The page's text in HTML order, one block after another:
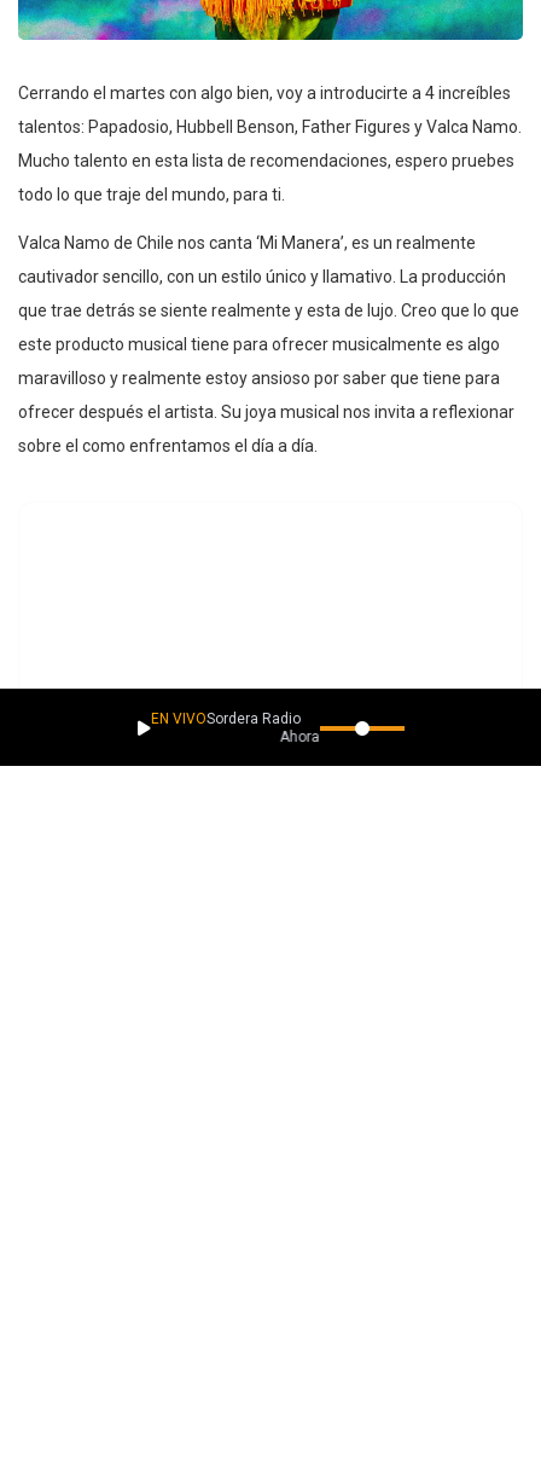
Cerrando el martes con algo bien, voy a introducirte a 4 increíbles
talentos: Papadosio, Hubbell Benson, Father Figures y Valca Namo.
Mucho talento en esta lista de recomendaciones, espero pruebes
todo lo que traje del mundo, para ti.
Valca Namo de Chile nos canta ‘Mi Manera’, es un realmente
cautivador sencillo, con un estilo único y llamativo. La producción
que trae detrás se siente realmente y esta de lujo. Creo que lo que
este producto musical tiene para ofrecer musicalmente es algo
maravilloso y realmente estoy ansioso por saber que tiene para
ofrecer después el artista. Su joya musical nos invita a reflexionar
sobre el como enfrentamos el día a día.
EN VIVOSordera Radio
Ahora suena